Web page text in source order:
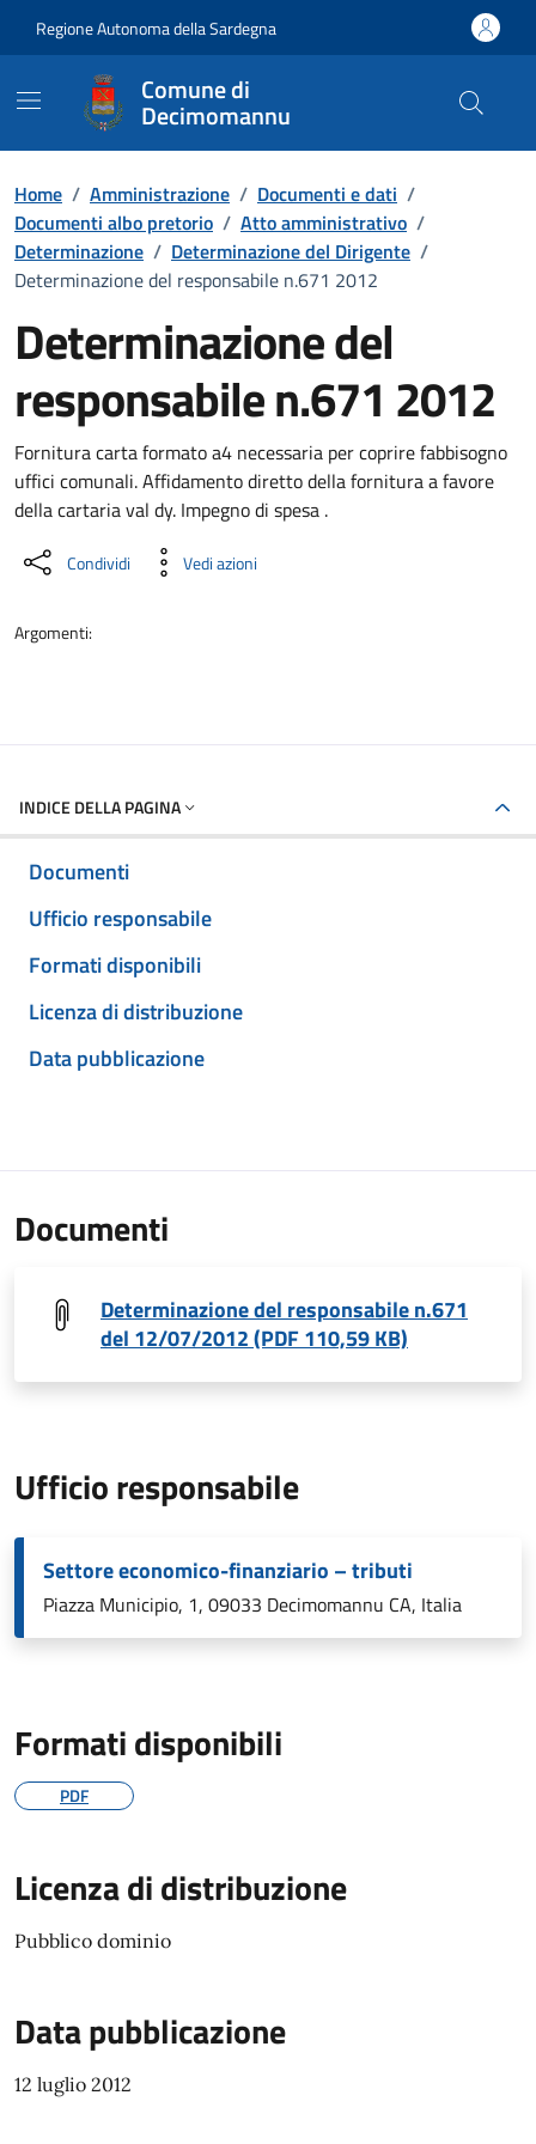
Regione Autonoma della Sardegna
Comune di
Decimomannu
Home / Amministrazione / Documenti e dati /
Documenti albo pretorio / Atto amministrativo /
Determinazione / Determinazione del Dirigente /
Determinazione del responsabile n.671 2012
Determinazione del
responsabile n.671 2012
Dettaglio del documento
Fornitura carta formato a4 necessaria per coprire fabbisogno
uffici comunali. Affidamento diretto della fornitura a favore
della cartaria val dy. Impegno di spesa .
Condividi Vedi azioni
Argomenti:
INDICE DELLA PAGINA
Documenti
Ufficio responsabile
Formati disponibili
Licenza di distribuzione
Data pubblicazione
Documenti
Determinazione del responsabile n.671
del 12/07/2012 (PDF 110,59 KB)
Ufficio responsabile
Settore economico-finanziario – tributi
Piazza Municipio, 1, 09033 Decimomannu CA, Italia
Formati disponibili
PDF
Licenza di distribuzione
Pubblico dominio
Data pubblicazione
12 luglio 2012